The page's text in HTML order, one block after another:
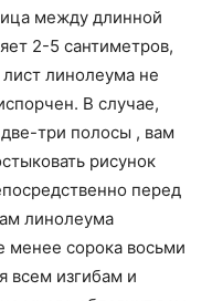
между длинной
2-5 сантиметров,
линолеума не
В случае,
три полосы , вам
рисунок
перед
линолеума
менее сорока восьми
всем изгибам и